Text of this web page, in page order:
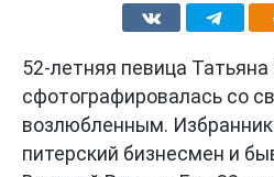
52-летняя певица Татьяна
сфотографировалась со
возлюбленным.
питерский бизнесмен и